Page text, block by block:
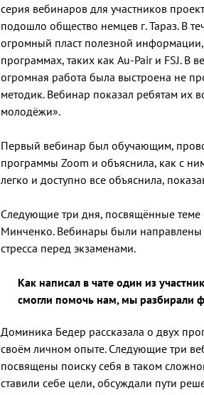
серия вебинаров для участников
подошло общество немцев г. Тараз. В
огромный пласт полезной информации,
программах, таких как Au-Pair и FSJ. В
огромная работа была выстроена не
методик. Вебинар показал ребятам их
молодёжи».
Первый вебинар был обучающим,
программы Zoom и объяснила, как с
легко и доступно все объяснила,
Следующие три дня, посвящённые теме
Минченко. Вебинары были направлены
стресса перед экзаменами.
Как написал в чате один из
смогли помочь нам, мы разбирали
Доминика Бедер рассказала о двух
своём личном опыте. Следующие три
посвящены поиску себя в таком
ставили себе цели, обсуждали пути